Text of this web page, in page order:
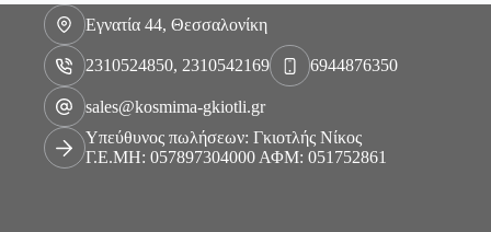
Εγνατία 44, Θεσσαλονίκη
2310524850, 2310542169 6944876350
sales@kosmima-gkiotli.gr
Υπεύθυνος πωλήσεων: Γκιοτλής Νίκος
Γ.Ε.ΜΗ: 057897304000 ΑΦΜ: 051752861